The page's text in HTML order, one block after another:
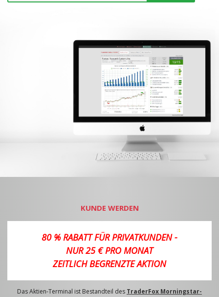
KUNDE WERDEN
80 % RABATT FÜR PRIVATKUNDEN -
NUR 25 € PRO MONAT
ZEITLICH BEGRENZTE AKTION
Das Aktien-Terminal ist Bestandteil des TraderFox Morningstar-